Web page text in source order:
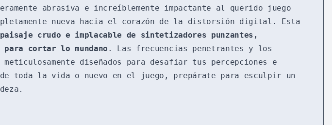
abrasiva e increíblemente impactante al querido juego
nueva hacia el corazón de la distorsión digital. Esta
crudo e implacable de sintetizadores punzantes,
cortar lo mundano . Las frecuencias penetrantes y los
meticulosamente diseñados para desafiar tus percepciones e
toda la vida o nuevo en el juego, prepárate para esculpir un